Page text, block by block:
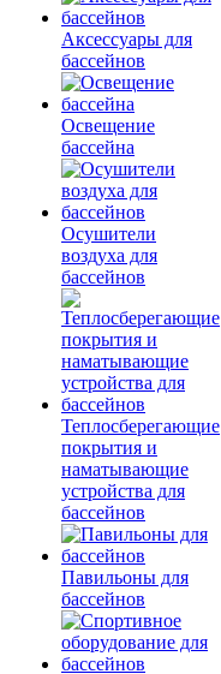
Аксессуары для
бассейнов
Освещение
бассейна
Осушители
воздуха для
бассейнов
Теплосберегающие
покрытия и
наматывающие
устройства для
бассейнов
Павильоны для
бассейнов